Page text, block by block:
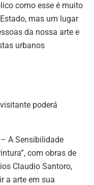
como esse é muito
mas um lugar
da nossa arte e
urbanos
poderá
A Sensibilidade
com obras de
Claudio Santoro,
a arte em sua